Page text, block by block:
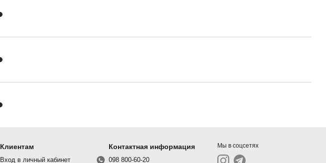
Клиентам
Вход в личный кабинет
Контактная информация
098 800-60-20
Мы в соцсетях